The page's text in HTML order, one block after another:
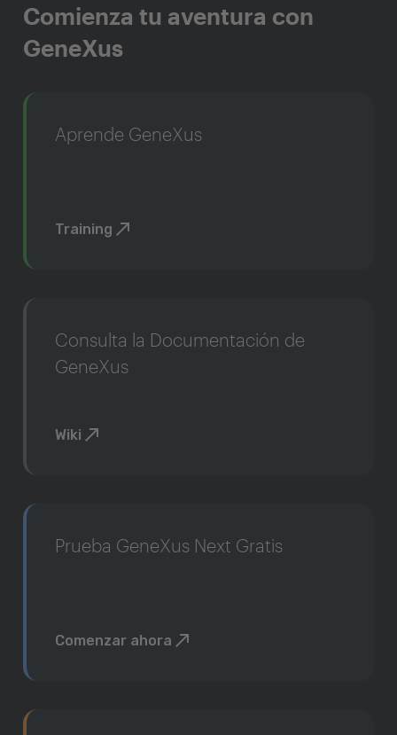
Comienza tu aventura con
GeneXus
Aprende GeneXus
Training
Consulta la Documentación de
GeneXus
Wiki
Prueba GeneXus Next Gratis
Comenzar ahora